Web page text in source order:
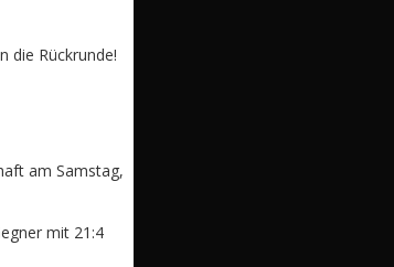
die Rückrunde!
am Samstag,
mit 21:4